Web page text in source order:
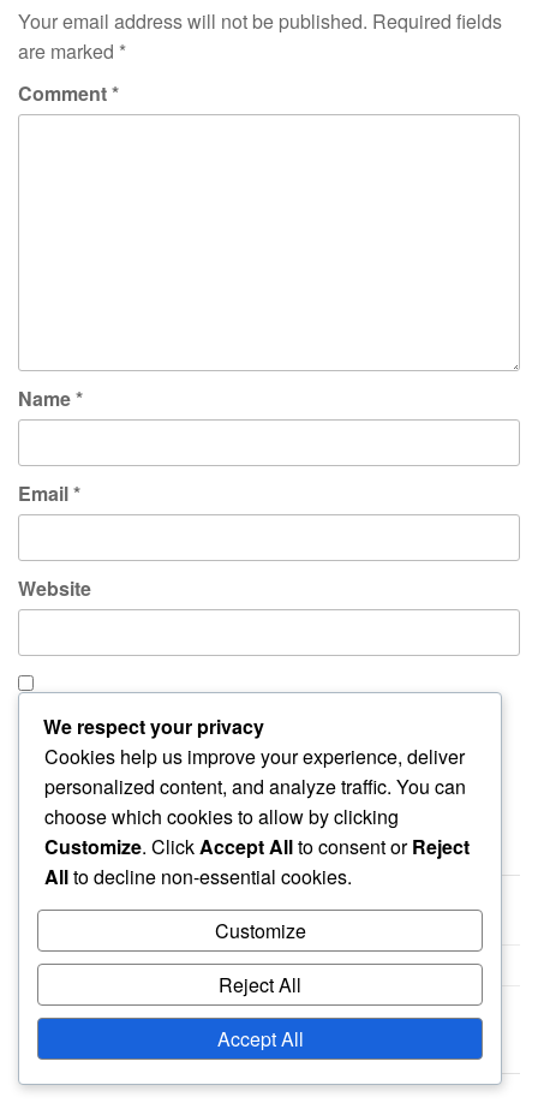
Your email address will not be published. Required fields
are marked *
Comment*
Name*
Email*
Website
Save my name, email, and website in this browser for
the next time I comment.
ENLACES
Comunícate
Navegar
We respect your privacy
Cookies help us improve your experience, deliver
personalized content, and analyze traffic. You can
choose which cookies to allow by clicking
Customize. ClickAccept Allto consent orReject
Allto decline non-essential cookies.
Customize
Reject All
Accept All